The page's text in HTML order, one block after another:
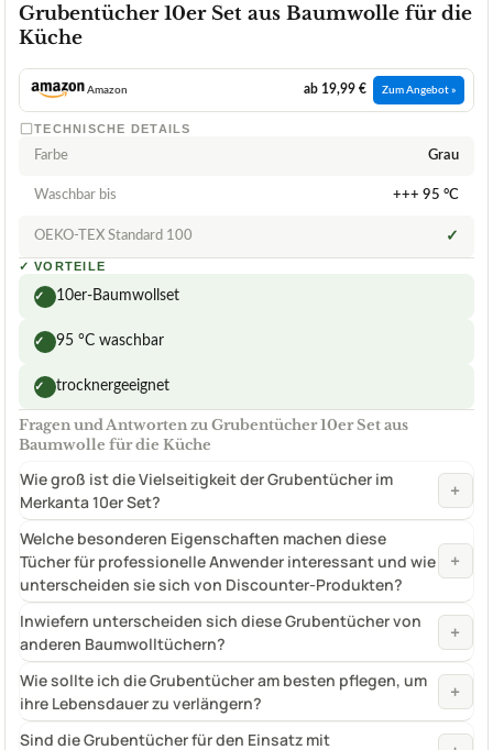
Grubentücher 10er Set aus Baumwolle für die
Küche
Amazon ab 19,99 € Zum Angebot »
TECHNISCHE DETAILS
Farbe Grau
Waschbar bis +++ 95 °C
OEKO-TEX Standard 100 ✓
✓ VORTEILE
✓ 10er-Baumwollset
✓ 95 °C waschbar
✓ trocknergeeignet
Fragen und Antworten zu Grubentücher 10er Set aus
Baumwolle für die Küche
Wie groß ist die Vielseitigkeit der Grubentücher im
Merkanta 10er Set?
+
Welche besonderen Eigenschaften machen diese
Tücher für professionelle Anwender interessant und wie
unterscheiden sie sich von Discounter-Produkten?
+
Inwiefern unterscheiden sich diese Grubentücher von
anderen Baumwolltüchern?
+
Wie sollte ich die Grubentücher am besten pflegen, um
ihre Lebensdauer zu verlängern?
+
Sind die Grubentücher für den Einsatz mit